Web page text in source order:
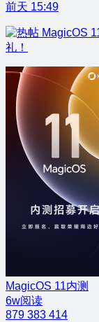
前天 15:49
MagicOS
礼！
MagicOS 11内测
6w阅读
879 383 414